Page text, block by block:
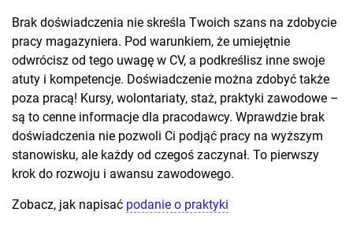
Brak doświadczenia nie skreśla Twoich szans na zdobycie
pracy magazyniera. Pod warunkiem, że umiejętnie
odwrócisz od tego uwagę w CV, a podkreślisz inne swoje
atuty i kompetencje. Doświadczenie można zdobyć także
poza pracą! Kursy, wolontariaty, staż, praktyki zawodowe –
są to cenne informacje dla pracodawcy. Wprawdzie brak
doświadczenia nie pozwoli Ci podjąć pracy na wyższym
stanowisku, ale każdy od czegoś zaczynał. To pierwszy
krok do rozwoju i awansu zawodowego.
Zobacz, jak napisać podanie o praktyki